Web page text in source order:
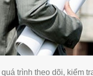
trình theo dõi, kiểm